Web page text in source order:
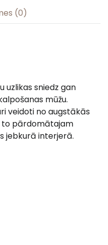
(0)
uzlikas sniedz gan
mūžu.
veidoti no augstākās
pārdomātajam
jebkurā interjerā.